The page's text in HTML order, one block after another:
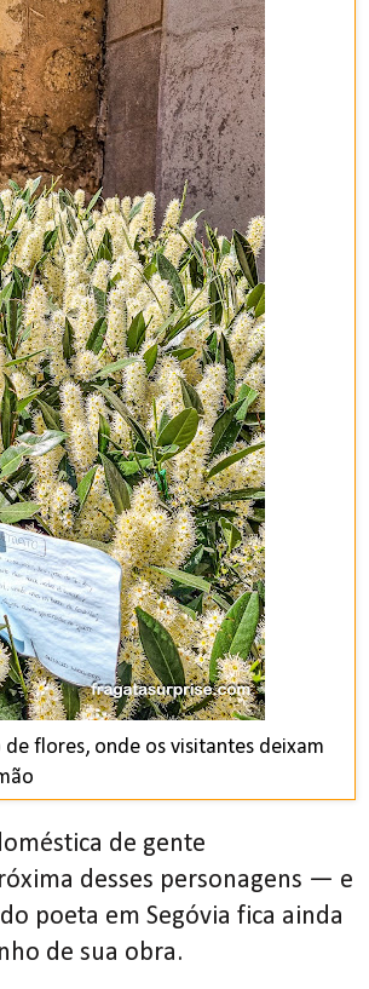
flores, onde os visitantes deixam
de gente
desses personagens — e
poeta em Segóvia fica ainda
de sua obra.